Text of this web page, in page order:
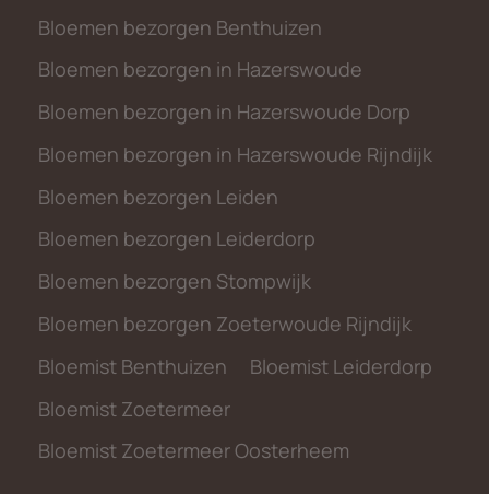
Bloemen bezorgen Benthuizen
Bloemen bezorgen in Hazerswoude
Bloemen bezorgen in Hazerswoude Dorp
Bloemen bezorgen in Hazerswoude Rijndijk
Bloemen bezorgen Leiden
Bloemen bezorgen Leiderdorp
Bloemen bezorgen Stompwijk
Bloemen bezorgen Zoeterwoude Rijndijk
Bloemist Benthuizen
Bloemist Leiderdorp
Bloemist Zoetermeer
Bloemist Zoetermeer Oosterheem